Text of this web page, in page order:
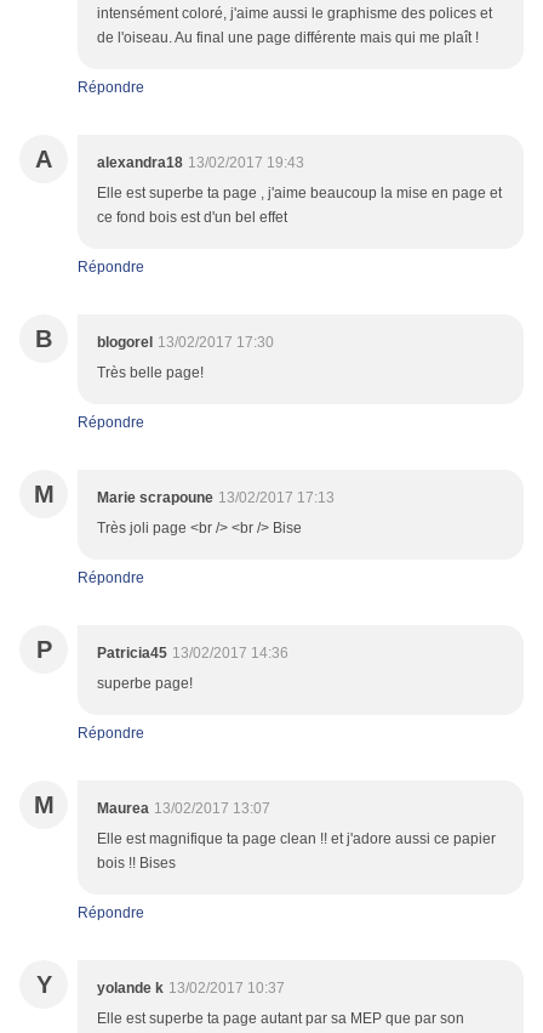
intensément coloré, j'aime aussi le graphisme des polices et
de l'oiseau. Au final une page différente mais qui me plaît !
Répondre
A alexandra18 13/02/2017 19:43
Elle est superbe ta page , j'aime beaucoup la mise en page et
ce fond bois est d'un bel effet
Répondre
B blogorel 13/02/2017 17:30
Très belle page!
Répondre
M Marie scrapoune 13/02/2017 17:13
Très joli page <br /> <br /> Bise
Répondre
P Patricia45 13/02/2017 14:36
superbe page!
Répondre
M Maurea 13/02/2017 13:07
Elle est magnifique ta page clean !! et j'adore aussi ce papier
bois !! Bises
Répondre
Y yolande k 13/02/2017 10:37
Elle est superbe ta page autant par sa MEP que par son